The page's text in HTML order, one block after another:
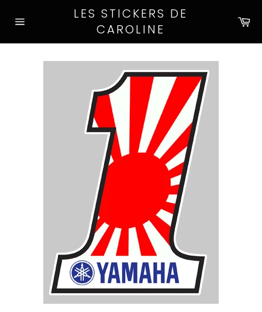
LES STICKERS DE
CAROLINE